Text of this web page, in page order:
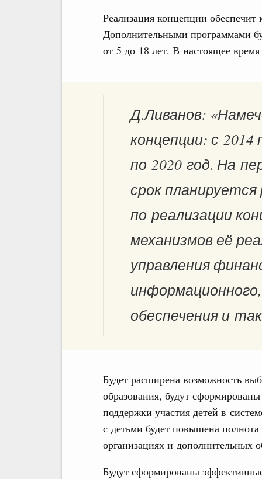
Реализация концепции
Дополнительными программами
от 5 до 18 лет. В настоящее
Д.Ливанов:
концепции: с 2014
по 2020 год. На
срок
по реализации
механизмов её
управления
обеспечения и
Будет расширена возможность
образования, будут
поддержки участия детей в
с детьми будет повышена
организациях и дополнительных
Будут сформированы